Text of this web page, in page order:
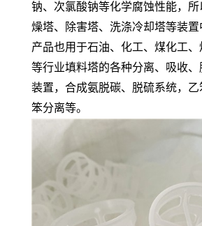
钠、次氯酸钠等化学腐蚀性能，
燥塔、除害塔、洗涤冷却塔等装置
产品也用于石油、化工、煤化工
等行业填料塔的各种分离、吸收
装置，合成氨脱碳、脱硫系统，
笨分离等。